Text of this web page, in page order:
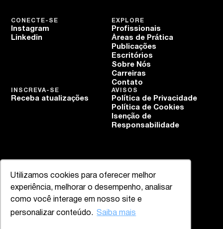
Utilizamos cookies para oferecer melhor
experiência, melhorar o desempenho, analisar
como você interage em nosso site e
personalizar conteúdo. Saiba mais
EXPLORE
Profissionais
Áreas de Prática
Publicações
Escritórios
Sobre Nós
Carreiras
Contato
CONECTE-SE
Instagram
Linkedin
AVISOS
Política de Privacidade
Política de Cookies
Isenção de
Responsabilidade
INSCREVA-SE
Receba atualizações